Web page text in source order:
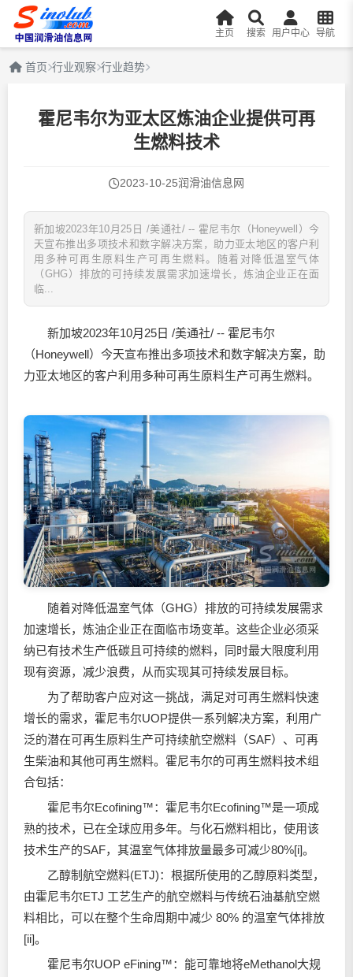
主页 搜索 用户中心 导航
首页 行业观察 行业趋势
霍尼韦尔为亚太区炼油企业提供可再
生燃料技术
2023-10-25润滑油信息网
新加坡2023年10月25日 /美通社/ -- 霍尼韦尔（Honeywell）今
天宣布推出多项技术和数字解决方案，助力亚太地区的客户利
用多种可再生原料生产可再生燃料。随着对降低温室气体
（GHG）排放的可持续发展需求加速增长，炼油企业正在面
临...
新加坡2023年10月25日 /美通社/ -- 霍尼韦尔
（Honeywell）今天宣布推出多项技术和数字解决方案，助
力亚太地区的客户利用多种可再生原料生产可再生燃料。
随着对降低温室气体（GHG）排放的可持续发展需求
加速增长，炼油企业正在面临市场变革。这些企业必须采
纳已有技术生产低碳且可持续的燃料，同时最大限度利用
现有资源，减少浪费，从而实现其可持续发展目标。
为了帮助客户应对这一挑战，满足对可再生燃料快速
增长的需求，霍尼韦尔UOP提供一系列解决方案，利用广
泛的潜在可再生原料生产可持续航空燃料（SAF）、可再
生柴油和其他可再生燃料。霍尼韦尔的可再生燃料技术组
合包括：
霍尼韦尔Ecofining™：霍尼韦尔Ecofining™是一项成
熟的技术，已在全球应用多年。与化石燃料相比，使用该
技术生产的SAF，其温室气体排放量最多可减少80%[i]。
乙醇制航空燃料(ETJ)：根据所使用的乙醇原料类型，
由霍尼韦尔ETJ 工艺生产的航空燃料与传统石油基航空燃
料相比，可以在整个生命周期中减少 80% 的温室气体排放
[ii]。
霍尼韦尔UOP eFining™：能可靠地将eMethanol大规